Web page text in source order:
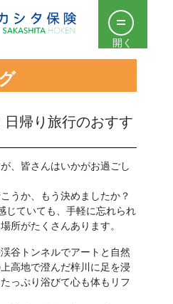
開く
帰り旅行のおすす
、皆さんはいかがお過ごし
うか、もう決めましたか？
じていても、手軽に忘れられ
所がたくさんあります。
谷トンネルでアートと自然
高地で澄んだ梓川に足を浸
っぷり浴びて心も体もリフ